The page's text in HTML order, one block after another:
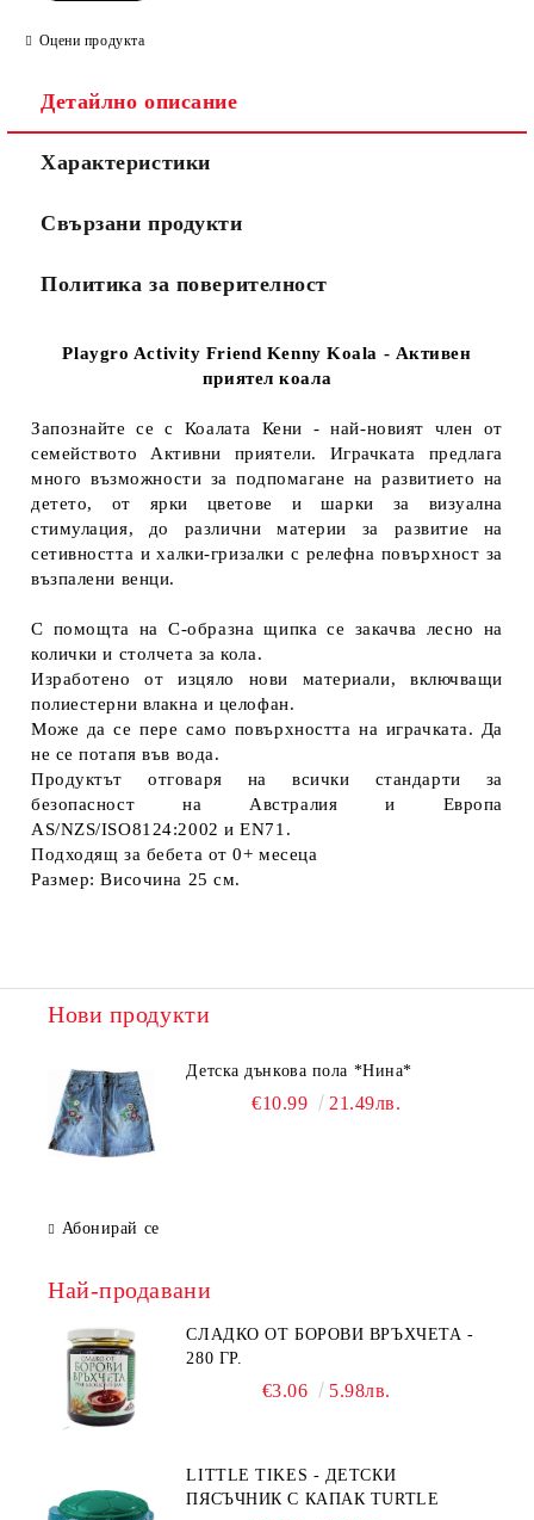
Оцени продукта
Детайлно описание
Характеристики
Свързани продукти
Политика за поверителност
Playgro Activity Friend Kenny Koala - Активен
приятел коала
Запознайте се с Коалата Кени - най-новият член от
семейството Активни приятели. Играчката предлага
много възможности за подпомагане на развитието на
детето, от ярки цветове и шарки за визуална
стимулация, до различни материи за развитие на
сетивността и халки-гризалки с релефна повърхност за
възпалени венци.
С помощта на C-образна щипка се закачва лесно на
колички и столчета за кола.
Изработено от изцяло нови материали, включващи
полиестерни влакна и целофан.
Може да се пере само повърхността на играчката. Да
не се потапя във вода.
Продуктът отговаря на всички стандарти за
безопасност на Австралия и Европа
AS/NZS/ISO8124:2002 и EN71.
Подходящ за бебета от 0+ месеца
Размер: Височина 25 см.
Нови продукти
Детска дънкова пола *Нина*
€10.99 21.49лв.
Абонирай се
Най-продавани
СЛАДКО ОТ БОРОВИ ВРЪХЧЕТА -
280 ГР.
€3.06 5.98лв.
LITTLE TIKES - ДЕТСКИ
ПЯСЪЧНИК С КАПАК TURTLE